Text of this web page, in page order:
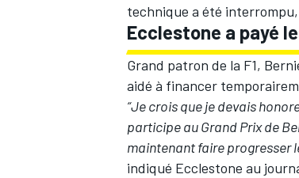
technique a été
Ecclestone a payé
Grand patron de la F1,
aidé à financer
“Je crois que je devais
participe au Grand Prix de
maintenant faire progresser
indiqué Ecclestone au